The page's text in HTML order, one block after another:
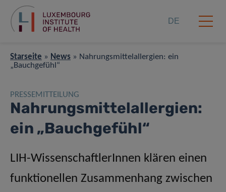
DE
Starseite » News » Nahrungsmittelallergien: ein
„Bauchgefühl“
PRESSEMITTEILUNG
Nahrungsmittelallergien:
ein „Bauchgefühl“
LIH-WissenschaftlerInnen klären einen
funktionellen Zusammenhang zwischen